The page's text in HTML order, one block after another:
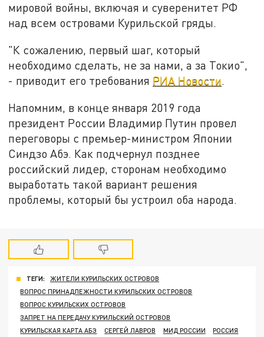
мировой войны, включая и суверенитет РФ
над всем островами Курильской гряды.
"К сожалению, первый шаг, который
необходимо сделать, не за нами, а за Токио",
- приводит его требования РИА Новости.
Напомним, в конце января 2019 года
президент России Владимир Путин провел
переговоры с премьер-министром Японии
Синдзо Абэ. Как подчернул позднее
российский лидер, сторонам необходимо
выработать такой вариант решения
проблемы, который бы устроил оба народа.
ТЕГИ:
ЖИТЕЛИ КУРИЛЬСКИХ ОСТРОВОВ
ВОПРОС ПРИНАДЛЕЖНОСТИ КУРИЛЬСКИХ ОСТРОВОВ
ВОПРОС КУРИЛЬСКИХ ОСТРОВОВ
ЗАПРЕТ НА ПЕРЕДАЧУ КУРИЛЬСКИЙ ОСТРОВОВ
КУРИЛЬСКАЯ КАРТА АБЭ
СЕРГЕЙ ЛАВРОВ МИД РОССИИ
РОССИЯ